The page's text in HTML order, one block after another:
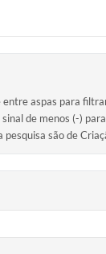
aspas para
de menos (-)
pesquisa são de